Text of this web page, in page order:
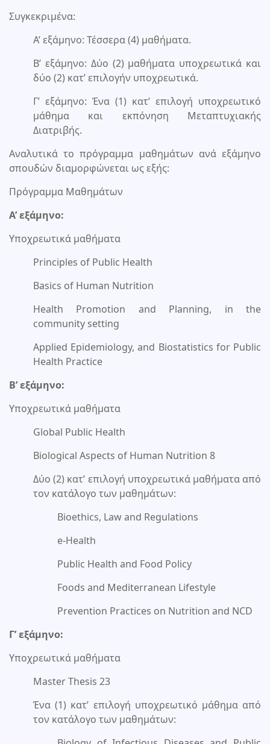
Συγκεκριμένα:
Α’ εξάμηνο: Τέσσερα (4) μαθήματα.
Β’ εξάμηνο: Δύο (2) μαθήματα υποχρεωτικά και
δύο (2) κατ’ επιλογήν υποχρεωτικά.
Γ’ εξάμηνο: Ένα (1) κατ’ επιλογή υποχρεωτικό
μάθημα και εκπόνηση Μεταπτυχιακής
Διατριβής.
Αναλυτικά το πρόγραμμα μαθημάτων ανά εξάμηνο
σπουδών διαμορφώνεται ως εξής:
Πρόγραμμα Μαθημάτων
Α’ εξάμηνο:
Υποχρεωτικά μαθήματα
Principles of Public Health
Basics of Human Nutrition
Health Promotion and Planning, in the
community setting
Applied Epidemiology, and Biostatistics for Public
Health Practice
Β’ εξάμηνο:
Υποχρεωτικά μαθήματα
Global Public Health
Biological Aspects of Human Nutrition 8
Δύο (2) κατ’ επιλογή υποχρεωτικά μαθήματα από
τον κατάλογο των μαθημάτων:
Bioethics, Law and Regulations
e-Health
Public Health and Food Policy
Foods and Mediterranean Lifestyle
Prevention Practices on Nutrition and NCD
Γ’ εξάμηνο:
Υποχρεωτικά μαθήματα
Master Thesis 23
Ένα (1) κατ’ επιλογή υποχρεωτικό μάθημα από
τον κατάλογο των μαθημάτων: